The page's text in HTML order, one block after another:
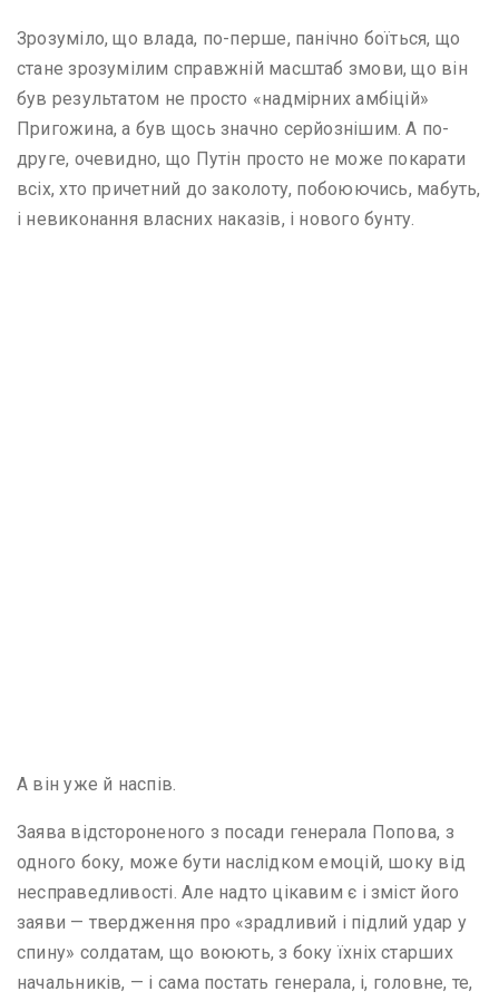
Зрозуміло, що влада, по-перше, панічно боїться, що
стане зрозумілим справжній масштаб змови, що він
був результатом не просто «надмірних амбіцій»
Пригожина, а був щось значно серйознішим. А по-
друге, очевидно, що Путін просто не може покарати
всіх, хто причетний до заколоту, побоюючись, мабуть,
і невиконання власних наказів, і нового бунту.
А він уже й наспів.
Заява відстороненого з посади генерала Попова, з
одного боку, може бути наслідком емоцій, шоку від
несправедливості. Але надто цікавим є і зміст його
заяви — твердження про «зрадливий і підлий удар у
спину» солдатам, що воюють, з боку їхніх старших
начальників, — і сама постать генерала, і, головне, те,